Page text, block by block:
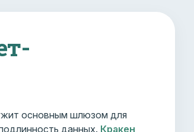
основным шлюзом для
данных. Кракен